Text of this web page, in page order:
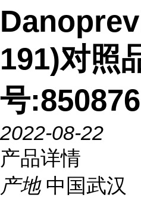
191)对照
号
2022-08-22
产品详情
产地 中国武汉